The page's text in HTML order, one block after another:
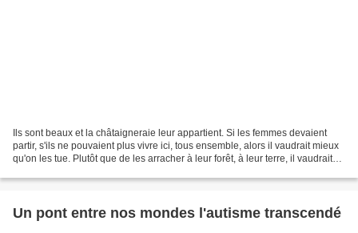
Ils sont beaux et la châtaigneraie leur appartient. Si les femmes devaient
partir, s'ils ne pouvaient plus vivre ici, tous ensemble, alors il vaudrait mieux
qu'on les tue. Plutôt que de les arracher à leur forêt, à leur terre, il vaudrait
Un pont entre nos mondes l'autisme transcendé